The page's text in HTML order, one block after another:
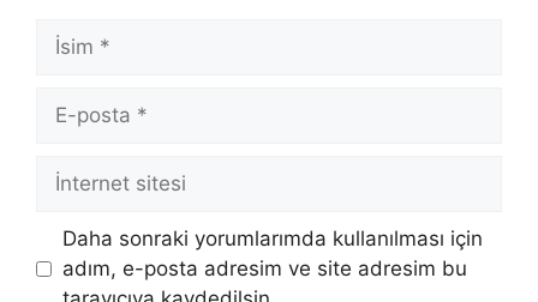
İsim
posta
İnternet
sitesi
Daha sonraki yorumlarımda kullanılması için
adım, e-posta adresim ve site adresim bu